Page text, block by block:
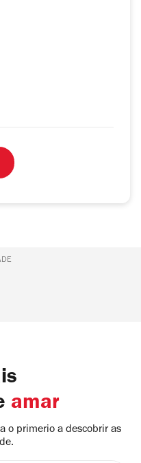
amar
o primerio a descobrir as